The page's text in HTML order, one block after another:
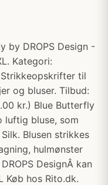
by DROPS Design -
Kategori:
til
og bluser. Tilbud:
kr.) Blue Butterfly
luftig bluse, som
Blusen strikkes
hulmønster
DesignÂ kan
Køb hos Rito.dk.